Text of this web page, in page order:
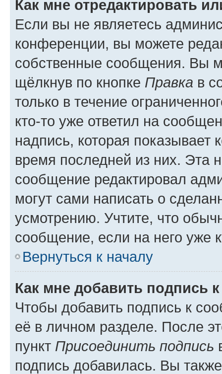
Как мне отредактировать
Если вы не являетесь
конференции, вы можете
собственные сообщения. Вы
щёлкнув по кнопке Правка в
только в течение
кто-то уже ответил на
надпись, которая показывает
время последней из них. Эта
сообщение редактировал
могут сами написать о
усмотрению. Учтите, что
сообщение, если на него уже
Вернуться к началу
Как мне добавить подпись
Чтобы добавить подпись к
её в личном разделе. После
пункт Присоединить подпись
подпись добавилась. Вы